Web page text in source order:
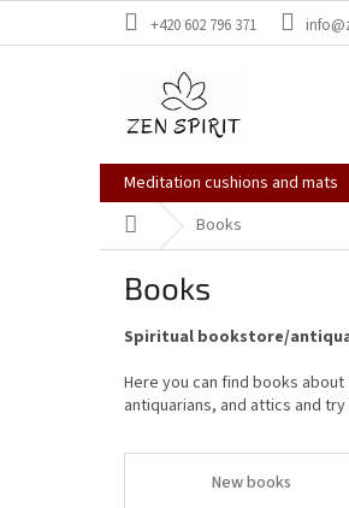
+420 602 796 371
Meditation cushions and mats
Home Books
Books
Spiritual bookstore/
Here you can find books
antiquarians, and attics and
New books